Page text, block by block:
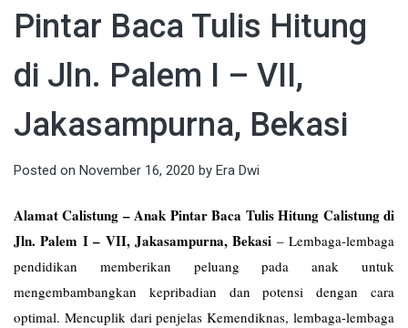
Pintar Baca Tulis Hitung
di Jln. Palem I – VII,
Jakasampurna, Bekasi
Posted on November 16, 2020 by Era Dwi
Alamat Calistung – Anak Pintar Baca Tulis Hitung Calistung di
Jln. Palem I – VII, Jakasampurna, Bekasi – Lembaga-lembaga
pendidikan memberikan peluang pada anak untuk
mengembambangkan kepribadian dan potensi dengan cara
optimal. Mencuplik dari penjelas Kemendiknas, lembaga-lembaga